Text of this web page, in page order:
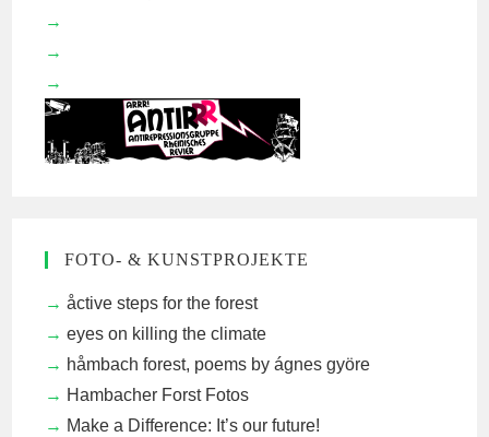
FOTO- & KUNSTPROJEKTE
åctive steps for the forest
eyes on killing the climate
håmbach forest, poems by ágnes györe
Hambacher Forst Fotos
Make a Difference: It’s our future!